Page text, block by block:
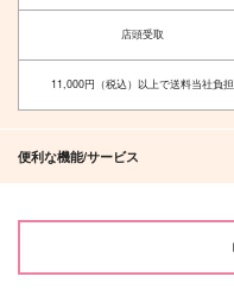
店頭受取
11,000円（税込）以上で送料当社負担
便利な機能/サービス